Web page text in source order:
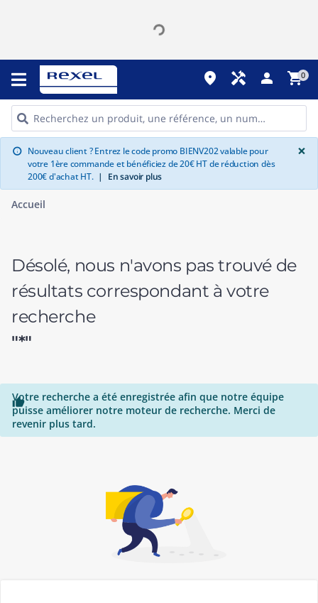
place handyman person shopping_cart0
info Nouveau client ? Entrez le code promo BIENV202 valable pour
votre 1ère commande et bénéficiez de 20€ HT de réduction dès
200€ d'achat HT. | En savoir plus
×
Accueil
Désolé, nous n'avons pas trouvé de
résultats correspondant à votre
recherche
"*"

Votre recherche a été enregistrée afin que notre équipe
puisse améliorer notre moteur de recherche. Merci de
revenir plus tard.